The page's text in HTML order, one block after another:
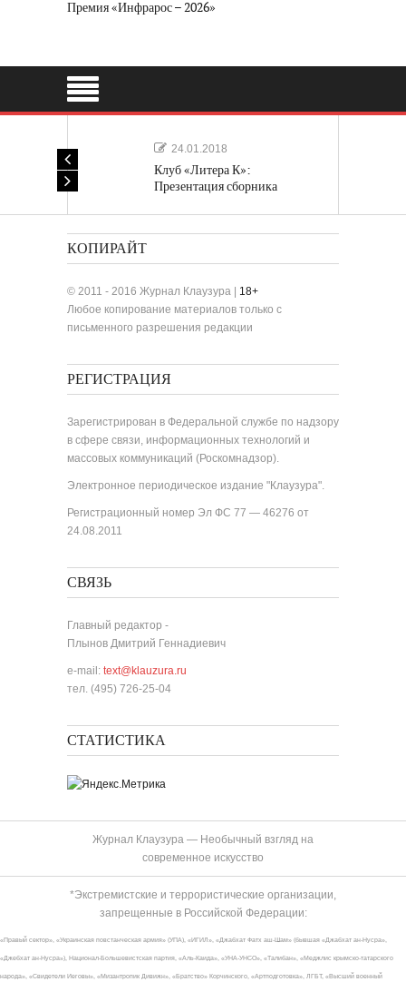
Премия «Инфрарос – 2026»
24.01.2018
Клуб «Литера К»:
Презентация сборника
КОПИРАЙТ
© 2011 - 2016 Журнал Клаузура | 18+
Любое копирование материалов только с
письменного разрешения редакции
РЕГИСТРАЦИЯ
Зарегистрирован в Федеральной службе по надзору
в сфере связи, информационных технологий и
массовых коммуникаций (Роскомнадзор).
Электронное периодическое издание "Клаузура".
Регистрационный номер Эл ФС 77 — 46276 от
24.08.2011
СВЯЗЬ
Главный редактор -
Плынов Дмитрий Геннадиевич
e-mail: text@klauzura.ru
тел. (495) 726-25-04
СТАТИСТИКА
Журнал Клаузура — Необычный взгляд на
современное искусство
*Экстремистские и террористические организации,
запрещенные в Российской Федерации:
«Правый сектор», «Украинская повстанческая армия» (УПА), «ИГИЛ», «Джабхат Фатх аш-Шам» (бывшая «Джабхат ан-Нусра»,
«Джебхат ан-Нусра»), Национал-Большевистская партия, «Аль-Каида», «УНА-УНСО», «Талибан», «Меджлис крымско-татарского
народа», «Свидетели Иеговы», «Мизантропик Дивижн», «Братство» Корчинского, «Артподготовка», ЛГБТ, «Высший военный